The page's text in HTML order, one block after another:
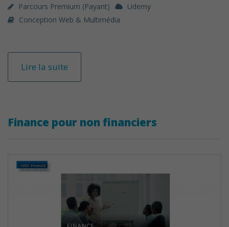
Parcours Premium (payant)
Udemy
Conception Web & Multimédia
Lire la suite
Finance pour non financiers